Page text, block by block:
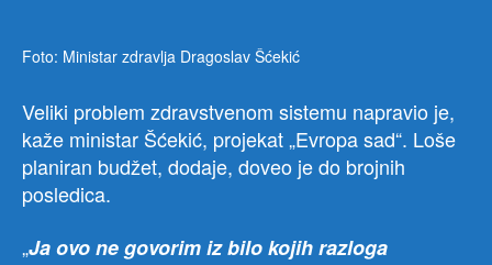
Foto: Ministar zdravlja Dragoslav Šćekić
Veliki problem zdravstvenom sistemu napravio je,
kaže ministar Šćekić, projekat „Evropa sad“. Loše
planiran budžet, dodaje, doveo je do brojnih
posledica.
„Jaovo ne govorim iz bilo kojih razloga